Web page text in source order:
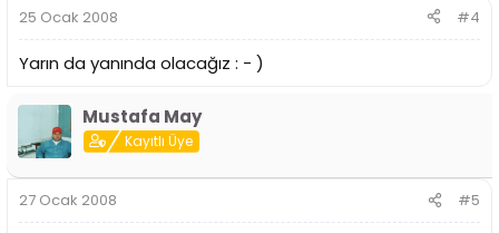
25 Ocak 2008 #4
Yarın da yanında olacağız : - )
Mustafa May
Kayıtlı Üye
27 Ocak 2008 #5